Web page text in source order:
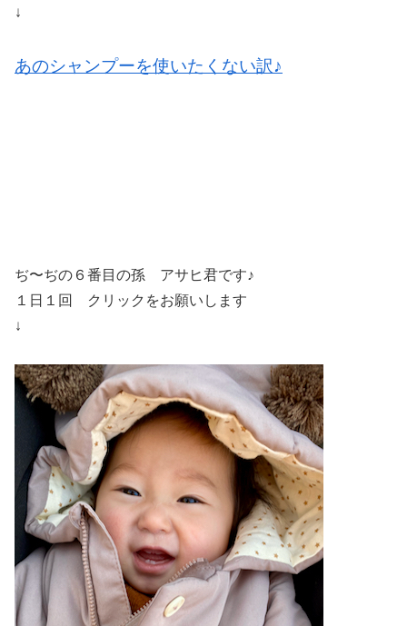
↓
あのシャンプーを使いたくない訳♪
ぢ〜ぢの６番目の孫 アサヒ君です♪
１日１回 クリックをお願いします
↓